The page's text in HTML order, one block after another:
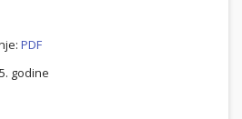
PDF
godine